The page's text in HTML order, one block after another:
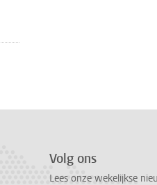
Volg ons
Lees onze wekelijkse